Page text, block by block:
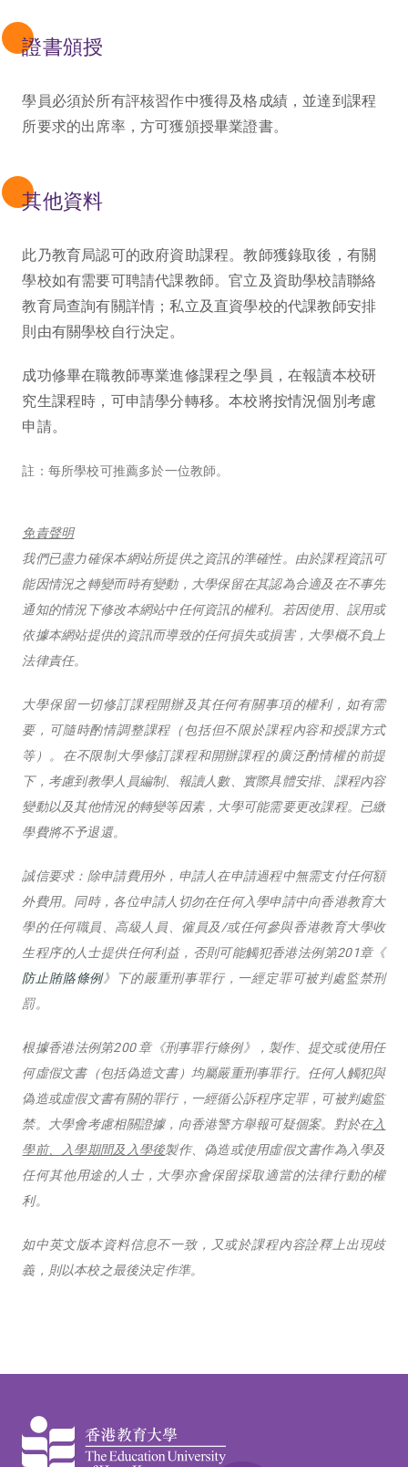
證書頒授
學員必須於所有評核習作中獲得及格成績，並達到課程
所要求的出席率，方可獲頒授畢業證書。
其他資料
此乃教育局認可的政府資助課程。教師獲錄取後，有關
學校如有需要可聘請代課教師。官立及資助學校請聯絡
教育局查詢有關詳情；私立及直資學校的代課教師安排
則由有關學校自行決定。
成功修畢在職教師專業進修課程之學員，在報讀本校研
究生課程時，可申請學分轉移。本校將按情況個別考慮
申請。
註：每所學校可推薦多於一位教師。
免責聲明
我們已盡力確保本網站所提供之資訊的準確性。由於課程資訊可
能因情況之轉變而時有變動，大學保留在其認為合適及在不事先
通知的情況下修改本網站中任何資訊的權利。若因使用、誤用或
依據本網站提供的資訊而導致的任何損失或損害，大學概不負上
法律責任。
大學保留一切修訂課程開辦及其任何有關事項的權利，如有需
要，可隨時酌情調整課程（包括但不限於課程內容和授課方式
等）。在不限制大學修訂課程和開辦課程的廣泛酌情權的前提
下，考慮到教學人員編制、報讀人數、實際具體安排、課程內容
變動以及其他情況的轉變等因素，大學可能需要更改課程。已繳
學費將不予退還。
誠信要求：除申請費用外，申請人在申請過程中無需支付任何額
外費用。同時，各位申請人切勿在任何入學申請中向香港教育大
學的任何職員、高級人員、僱員及/或任何參與香港教育大學收
生程序的人士提供任何利益，否則可能觸犯香港法例第201章《
防止賄賂條例》下的嚴重刑事罪行，一經定罪可被判處監禁刑
罰。
根據香港法例第200 章《刑事罪行條例》，製作、提交或使用任
何虛假文書（包括偽造文書）均屬嚴重刑事罪行。任何人觸犯與
偽造或虛假文書有關的罪行，一經循公訴程序定罪，可被判處監
禁。大學會考慮相關證據，向香港警方舉報可疑個案。對於在入
學前、入學期間及入學後製作、偽造或使用虛假文書作為入學及
任何其他用途的人士，大學亦會保留採取適當的法律行動的權
利。
如中英文版本資料信息不一致，又或於課程內容詮釋上出現歧
義，則以本校之最後決定作準。